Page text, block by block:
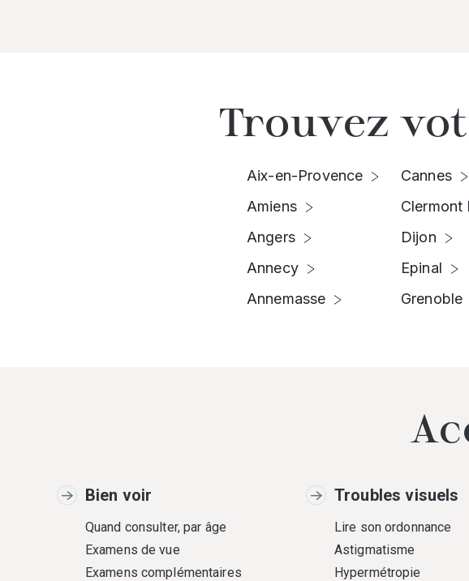
Trouvez
Aix-en-Provence
Amiens
Angers
Annecy
Annemasse
Cannes
Clermont
Dijon
Epinal
Grenoble
Bien voir
Quand consulter, par âge
Examens de vue
Examens complémentaires
Troubles visuels
Lire son ordonnance
Astigmatisme
Hypermétropie